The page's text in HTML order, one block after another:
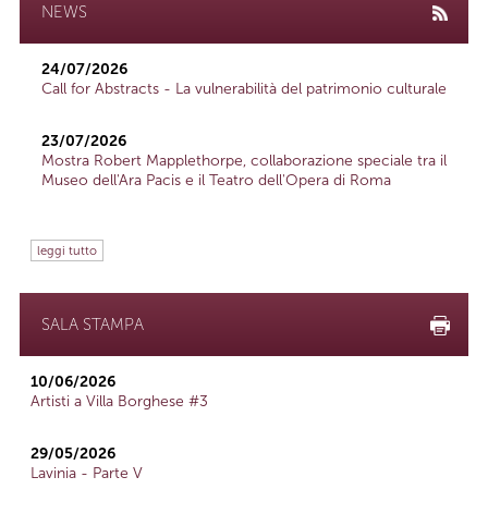
NEWS
24/07/2026
Call for Abstracts - La vulnerabilità del patrimonio culturale
23/07/2026
Mostra Robert Mapplethorpe, collaborazione speciale tra il
Museo dell'Ara Pacis e il Teatro dell'Opera di Roma
leggi tutto
SALA STAMPA
10/06/2026
Artisti a Villa Borghese #3
29/05/2026
Lavinia - Parte V